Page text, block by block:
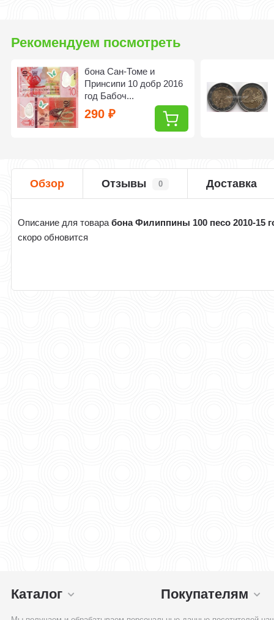
Рекомендуем посмотреть
бона Сан-Томе и
Принсипи 10 добр 2016
год Бабоч...
290₽
Обзор Отзывы 0 Доставка
Описание для товарабона Филиппины 100 песо 2010-15
скоро обновится
Каталог Покупателям